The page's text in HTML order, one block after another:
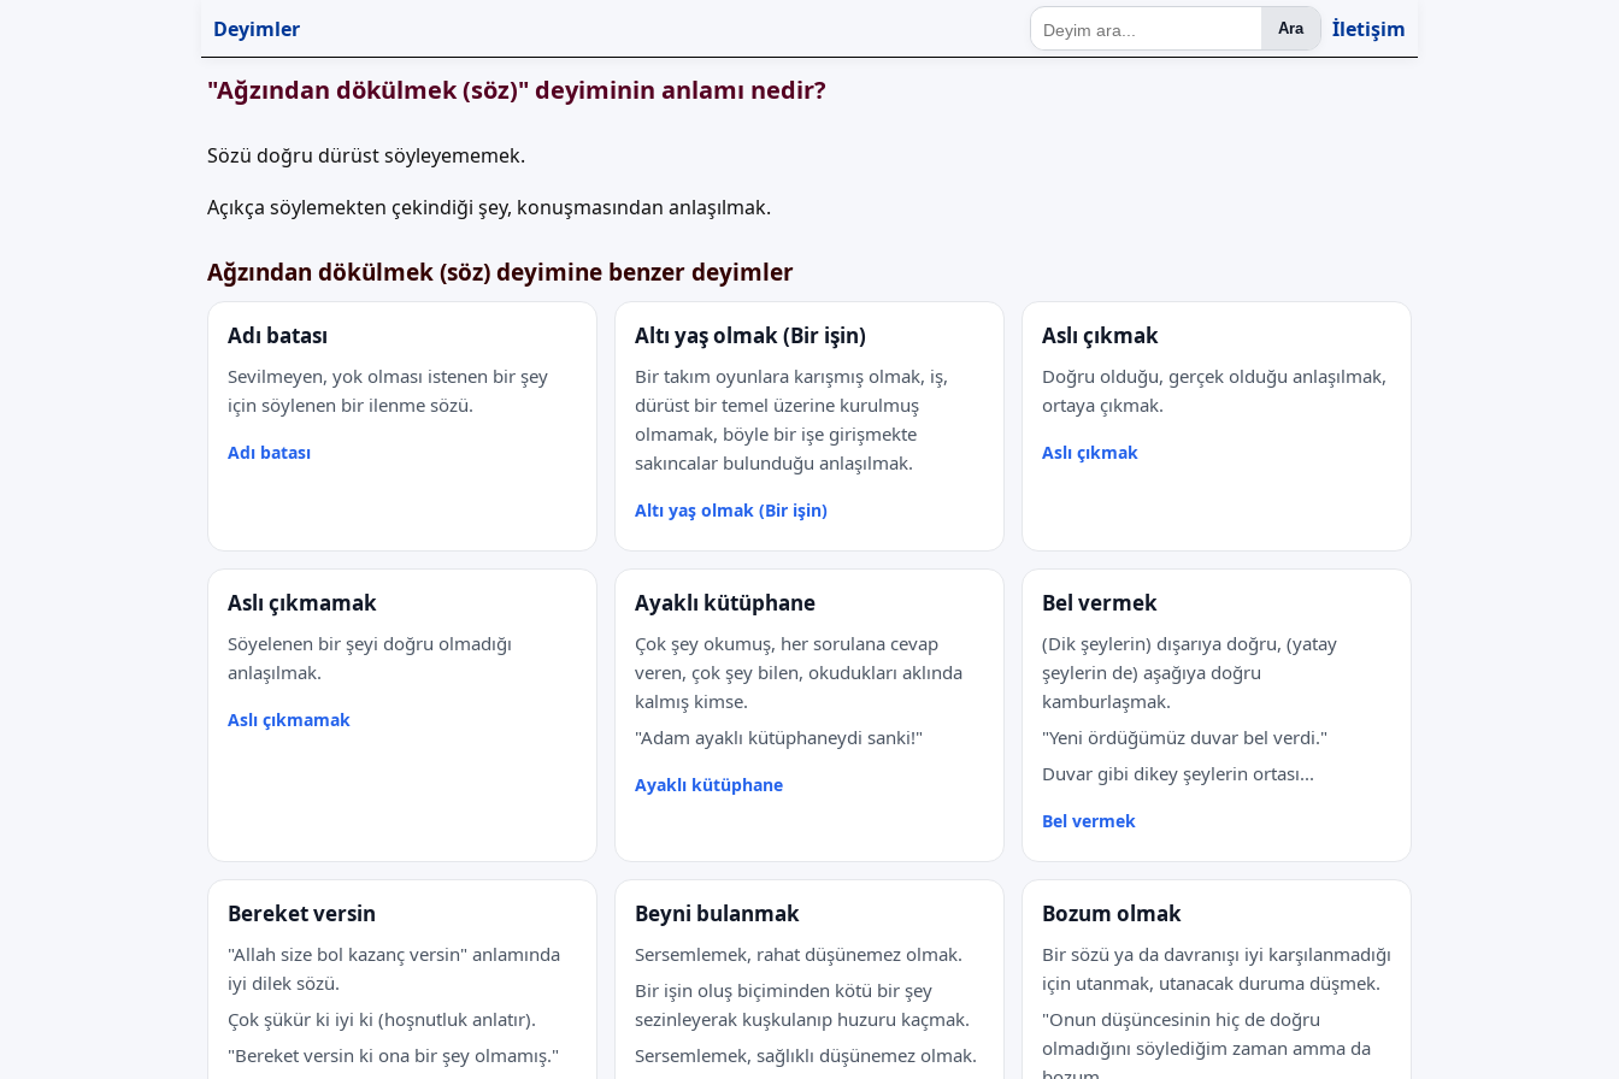
Deyimler Ara İletişim
"Ağzından dökülmek (söz)" deyiminin anlamı nedir?
Sözü doğru dürüst söyleyememek.
Açıkça söylemekten çekindiği şey, konuşmasından anlaşılmak.
Ağzından dökülmek (söz) deyimine benzer deyimler
Adı batası
Sevilmeyen, yok olması istenen bir şey
için söylenen bir ilenme sözü.
Adı batası
Altı yaş olmak (Bir işin)
Bir takım oyunlara karışmış olmak, iş,
dürüst bir temel üzerine kurulmuş
olmamak, böyle bir işe girişmekte
sakıncalar bulunduğu anlaşılmak.
Altı yaş olmak (Bir işin)
Aslı çıkmak
Doğru olduğu, gerçek olduğu anlaşılmak,
ortaya çıkmak.
Aslı çıkmak
Aslı çıkmamak
Söyelenen bir şeyi doğru olmadığı
anlaşılmak.
Aslı çıkmamak
Ayaklı kütüphane
Çok şey okumuş, her sorulana cevap
veren, çok şey bilen, okudukları aklında
kalmış kimse.
"Adam ayaklı kütüphaneydi sanki!"
Ayaklı kütüphane
Bel vermek
(Dik şeylerin) dışarıya doğru, (yatay
şeylerin de) aşağıya doğru
kamburlaşmak.
"Yeni ördüğümüz duvar bel verdi."
Duvar gibi dikey şeylerin ortası...
Bel vermek
Bereket versin
"Allah size bol kazanç versin" anlamında
iyi dilek sözü.
Çok şükür ki iyi ki (hoşnutluk anlatır).
"Bereket versin ki ona bir şey olmamış."
Beyni bulanmak
Sersemlemek, rahat düşünemez olmak.
Bir işin oluş biçiminden kötü bir şey
sezinleyerak kuşkulanıp huzuru kaçmak.
Sersemlemek, sağlıklı düşünemez olmak.
Bozum olmak
Bir sözü ya da davranışı iyi karşılanmadığı
için utanmak, utanacak duruma düşmek.
"Onun düşüncesinin hiç de doğru
olmadığını söylediğim zaman amma da